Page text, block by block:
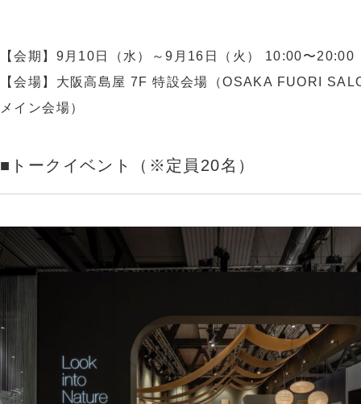
【会期】9月10日（水）～9月16日（火） 10:00〜20:00
【会場】大阪高島屋 7F 特設会場（OSAKA FUORI
メイン会場）
■トークイベント（※定員20名）